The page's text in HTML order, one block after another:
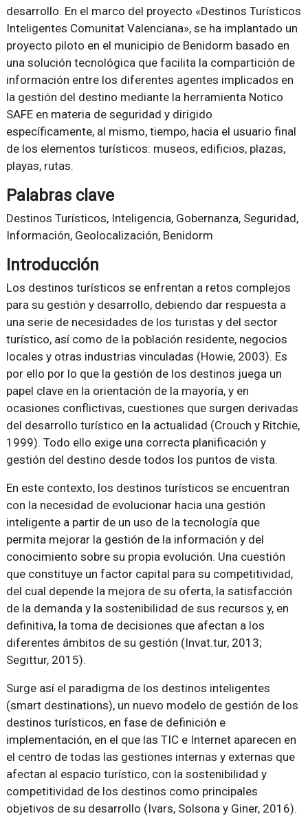
desarrollo. En el marco del proyecto «Destinos Turísticos
Inteligentes Comunitat Valenciana», se ha implantado un
proyecto piloto en el municipio de Benidorm basado en
una solución tecnológica que facilita la compartición de
información entre los diferentes agentes implicados en
la gestión del destino mediante la herramienta Notico
SAFE en materia de seguridad y dirigido
específicamente, al mismo, tiempo, hacia el usuario final
de los elementos turísticos: museos, edificios, plazas,
playas, rutas.
Palabras clave
Destinos Turísticos, Inteligencia, Gobernanza, Seguridad,
Información, Geolocalización, Benidorm
Introducción
Los destinos turísticos se enfrentan a retos complejos
para su gestión y desarrollo, debiendo dar respuesta a
una serie de necesidades de los turistas y del sector
turístico, así como de la población residente, negocios
locales y otras industrias vinculadas (Howie, 2003). Es
por ello por lo que la gestión de los destinos juega un
papel clave en la orientación de la mayoría, y en
ocasiones conflictivas, cuestiones que surgen derivadas
del desarrollo turístico en la actualidad (Crouch y Ritchie,
1999). Todo ello exige una correcta planificación y
gestión del destino desde todos los puntos de vista.
En este contexto, los destinos turísticos se encuentran
con la necesidad de evolucionar hacia una gestión
inteligente a partir de un uso de la tecnología que
permita mejorar la gestión de la información y del
conocimiento sobre su propia evolución. Una cuestión
que constituye un factor capital para su competitividad,
del cual depende la mejora de su oferta, la satisfacción
de la demanda y la sostenibilidad de sus recursos y, en
definitiva, la toma de decisiones que afectan a los
diferentes ámbitos de su gestión (Invat.tur, 2013;
Segittur, 2015).
Surge así el paradigma de los destinos inteligentes
(smart destinations), un nuevo modelo de gestión de los
destinos turísticos, en fase de definición e
implementación, en el que las TIC e Internet aparecen en
el centro de todas las gestiones internas y externas que
afectan al espacio turístico, con la sostenibilidad y
competitividad de los destinos como principales
objetivos de su desarrollo (Ivars, Solsona y Giner, 2016).